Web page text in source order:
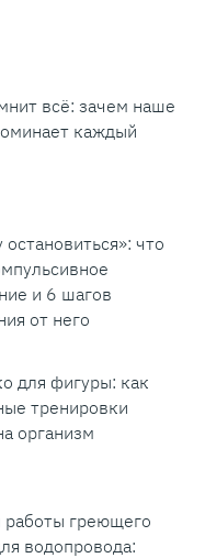
всё: зачем наше
каждый
что
и 6 шагов
от него
для фигуры: как
тренировки
организм
работы греющего
водопровода: